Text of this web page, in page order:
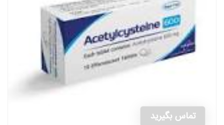
تماس بگیرید